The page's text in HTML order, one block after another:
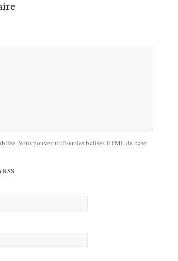
Vous pouvez utiliser des balises HTML de base
RSS